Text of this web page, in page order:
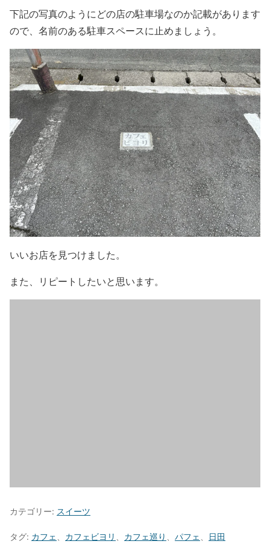
下記の写真のようにどの店の駐車場なのか記載があります
ので、名前のある駐車スペースに止めましょう。
いいお店を見つけました。
また、リピートしたいと思います。
カテゴリー: スイーツ
タグ: カフェ、 カフェビヨリ 、 カフェ巡り 、 パフェ、 日田